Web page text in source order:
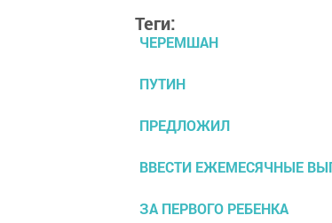
Теги:
ЧЕРЕМШАН
ПУТИН
ПРЕДЛОЖИЛ
ВВЕСТИ ЕЖЕМЕСЯЧНЫЕ
ЗА ПЕРВОГО РЕБЕНКА